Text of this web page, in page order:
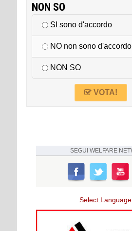
NON SO
SI sono d'accordo
NO non sono d'accordo
NON SO
VOTA!
SEGUI WELFARE
Select Language